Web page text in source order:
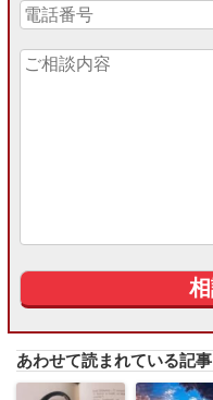
あわせて読まれている記事